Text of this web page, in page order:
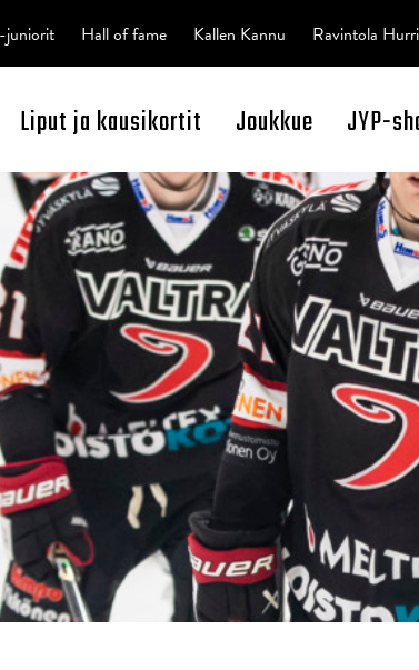
Liput ja kausikortit Joukkue JYP-
juniorit Hall of fame Kallen Kannu Ravintola